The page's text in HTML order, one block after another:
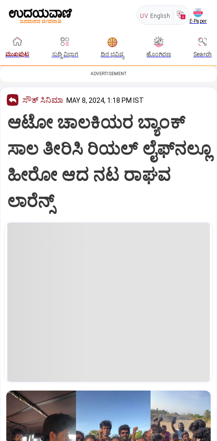
UV English
E-Paper
ಮುಖಪುಟ ಸುದ್ದಿ ವಿಭಾಗ ದಿನ ಭವಿಷ್ಯ ಹೊಂಗಿರಣ Search
ADVERTISEMENT
ಸೌತ್‌ ಸಿನಿಮಾ MAY 8, 2024, 1:18 PM IST
ಆಟೋ ಚಾಲಕಿಯರ ಬ್ಯಾಂಕ್‌
ಸಾಲ ತೀರಿಸಿ ರಿಯಲ್‌ ಲೈಫ್‌ನಲ್ಲೂ
ಹೀರೋ ಆದ ನಟ ರಾಘವ
ಲಾರೆನ್ಸ್